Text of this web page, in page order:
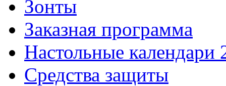
Зонты
Заказная программа
Настольные календари
Средства защиты